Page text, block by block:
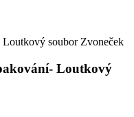
soubor Zvoneček
Loutkový